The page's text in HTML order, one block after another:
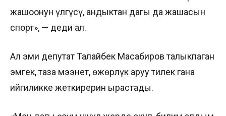
жашоонун үлгүсү, андыктан дагы да жашасын
спорт», — деди ал.
Ал эми депутат Талайбек Масабиров талыкпаган
эмгек, таза мээнет, өжөрлүк аруу тилек гана
ийгиликке жеткирерин ырастады.